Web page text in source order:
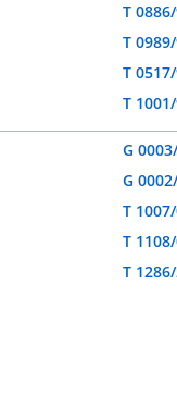
T
T
T
T
G
G
T
T
T